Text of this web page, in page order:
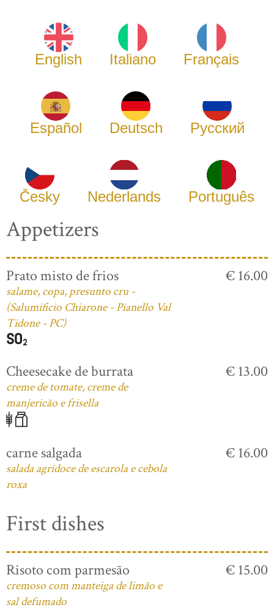
English Italiano Français
Español Deutsch Русский
Česky Nederlands Português
Appetizers
Prato misto de frios
salame, copa, presunto cru -
(Salumificio Chiarone - Pianello Val
Tidone - PC)
€ 16.00
Cheesecake de burrata
creme de tomate, creme de
manjericão e frisella
€ 13.00
carne salgada
salada agridoce de escarola e cebola
roxa
€ 16.00
First dishes
Risoto com parmesão
cremoso com manteiga de limão e
sal defumado
€ 15.00